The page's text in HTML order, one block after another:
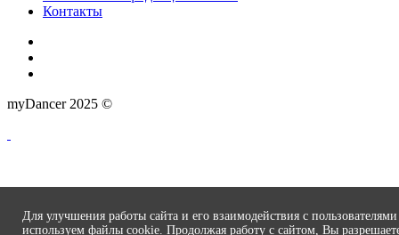
Для улучшения работы сайта и его взаимодействия с
используем файлы cookie. Продолжая работу с сайтом, Вы
Контакты
myDancer 2025 ©